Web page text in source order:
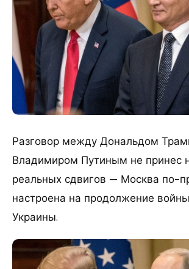
Разговор между Дональдом
Владимиром Путиным не принес
реальных сдвигов — Москва по-
настроена на продолжение
Украины.